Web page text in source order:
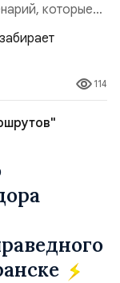
которые
ключевые
1. Новые
и Оман
началах —
за
114